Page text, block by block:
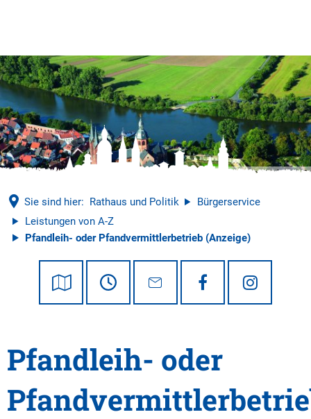
© Mathias Neubauer
Sie sind hier: Rathaus und Politik
Bürgerservice
Leistungen von A-Z
Pfandleih- oder Pfandvermittlerbetrieb (Anzeige)
Pfandleih- oder